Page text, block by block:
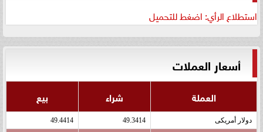
استطلاع الرأي: اضغط للتحميل
أسعار العملات
العملة شراء بيع
دولار أمريكى 49.3414
49.4414